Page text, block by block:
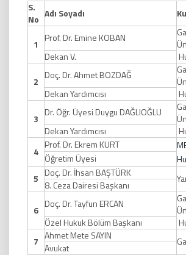
S.
No Adı Soyadı
1
Prof. Dr. Emine KOBAN
Dekan V.
2
Doç. Dr. Ahmet BOZDAĞ
Dekan Yardımcısı
3
Dr. Öğr. Üyesi Duygu DAĞLIOĞLU
Dekan Yardımcısı
4
Prof. Dr. Ekrem KURT
Öğretim Üyesi
5 Doç. Dr. İhsan BAŞTÜRK
8. Ceza Dairesi Başkanı
6
Doç. Dr. Tayfun ERCAN
Özel Hukuk Bölüm Başkanı
7 Ahmet Mete SAYIN
Avukat